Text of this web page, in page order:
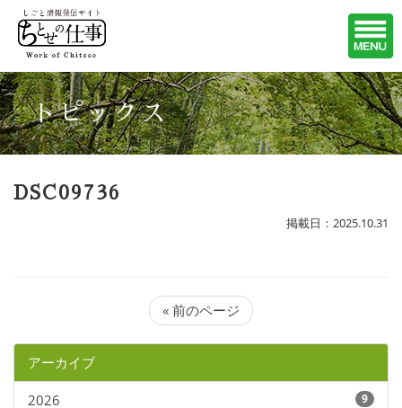
トピックス
DSC09736
掲載日：2025.10.31
« 前のページ
アーカイブ
2026 9